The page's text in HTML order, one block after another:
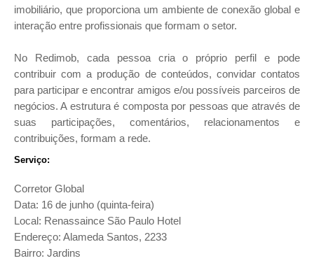
imobiliário, que proporciona um ambiente de conexão global e
interação entre profissionais que formam o setor.
No Redimob, cada pessoa cria o próprio perfil e pode
contribuir com a produção de conteúdos, convidar contatos
para participar e encontrar amigos e/ou possíveis parceiros de
negócios. A estrutura é composta por pessoas que através de
suas participações, comentários, relacionamentos e
contribuições, formam a rede.
Serviço:
Corretor Global
Data: 16 de junho (quinta-feira)
Local: Renassaince São Paulo Hotel
Endereço: Alameda Santos, 2233
Bairro: Jardins